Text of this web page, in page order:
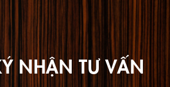
NHẬN TƯ VẤN